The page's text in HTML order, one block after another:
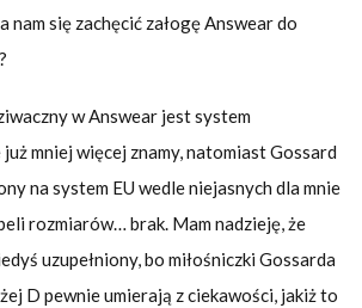
nam się zachęcić załogę Answear do
w Answear jest system
mniej więcej znamy, natomiast Gossard
na system EU wedle niejasnych dla mnie
rozmiarów… brak. Mam nadzieję, że
uzupełniony, bo miłośniczki Gossarda
D pewnie umierają z ciekawości, jakiż to